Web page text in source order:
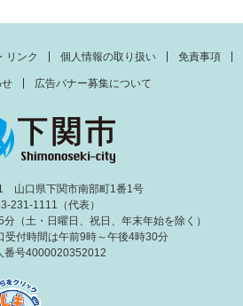
リンク 個人情報の取り扱い 免責事項
広告バナー募集について
山口県下関市南部町1番1号
231-1111（代表）
（土・日曜日、祝日、年末年始を除く）
付時間は午前9時～午後4時30分
番号4000020352012